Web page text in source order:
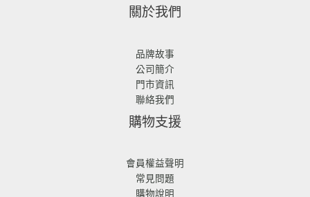
關於我們
品牌故事
公司簡介
門市資訊
聯絡我們
購物支援
會員權益聲明
常見問題
購物說明